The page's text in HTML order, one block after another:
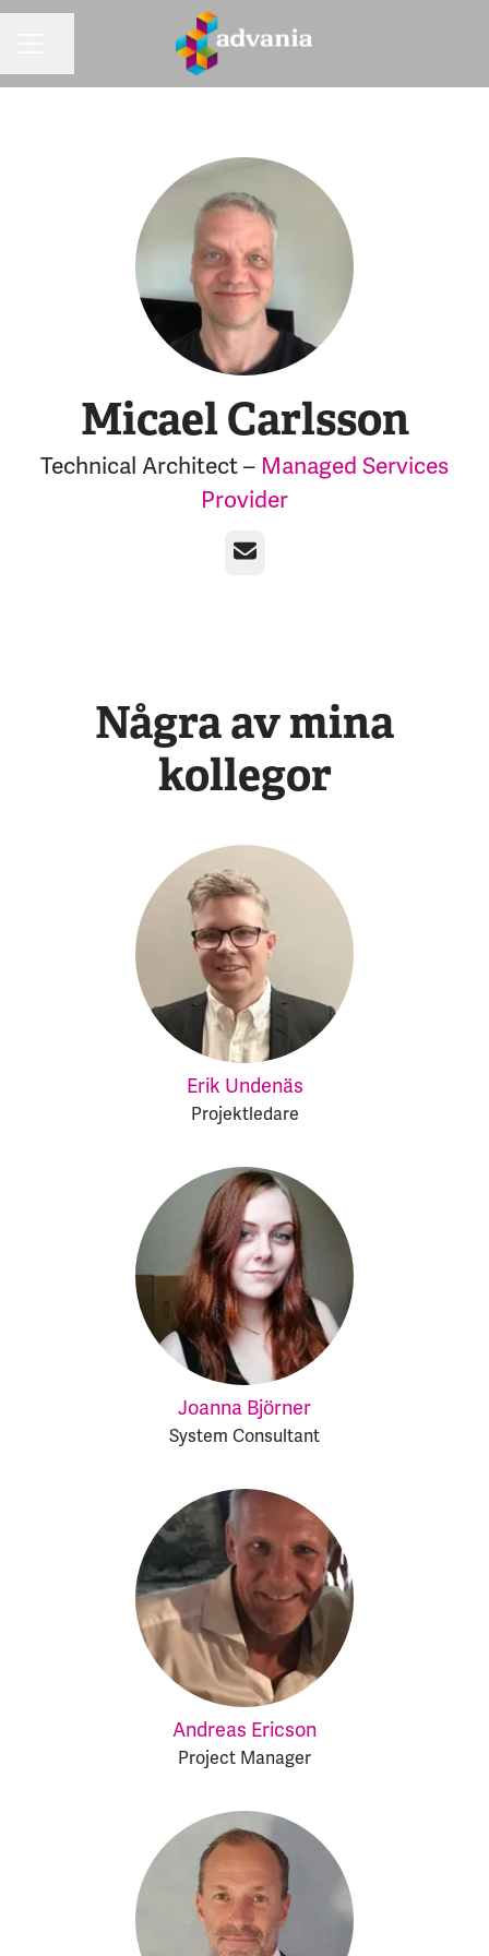
Micael Carlsson
Technical Architect – Managed Services
Provider
E-post
Några av mina
kollegor
Erik Undenäs
Projektledare
Joanna Björner
System Consultant
Andreas Ericson
Project Manager